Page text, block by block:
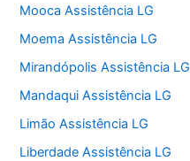
Mooca Assistência LG
Moema Assistência LG
Mirandópolis Assistência LG
Mandaqui Assistência LG
Limão Assistência LG
Liberdade Assistência LG